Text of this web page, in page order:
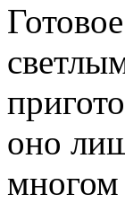
оно
многом